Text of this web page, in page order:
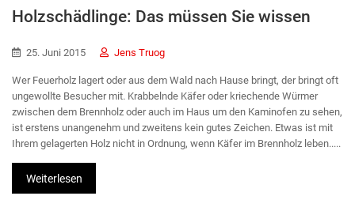
Holzschädlinge: Das müssen Sie wissen
25. Juni 2015 Jens Truog
Wer Feuerholz lagert oder aus dem Wald nach Hause bringt, der bringt oft
ungewollte Besucher mit. Krabbelnde Käfer oder kriechende Würmer
zwischen dem Brennholz oder auch im Haus um den Kaminofen zu sehen,
ist erstens unangenehm und zweitens kein gutes Zeichen. Etwas ist mit
Ihrem gelagerten Holz nicht in Ordnung, wenn Käfer im Brennholz leben.....
Weiterlesen